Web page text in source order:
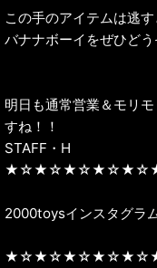
この手のアイテムは逃
バナナボーイをぜひど
明日も通常営業＆モリ
すね！！
STAFF・H
2000toysインスタグラ